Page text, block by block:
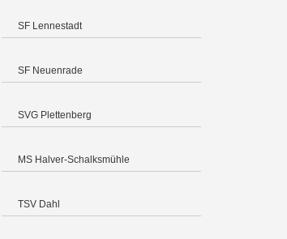
SF Lennestadt
SF Neuenrade
SVG Plettenberg
MS Halver-Schalksmühle
TSV Dahl